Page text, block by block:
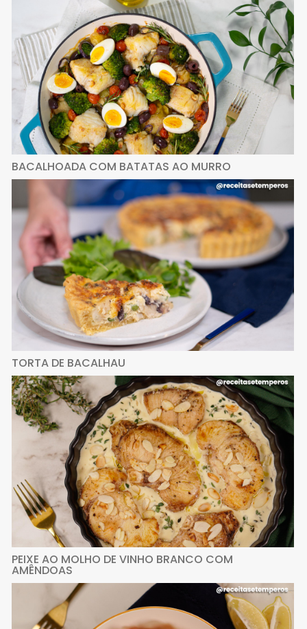
BACALHOADA COM BATATAS AO MURRO
TORTA DE BACALHAU
PEIXE AO MOLHO DE VINHO BRANCO COM
AMÊNDOAS